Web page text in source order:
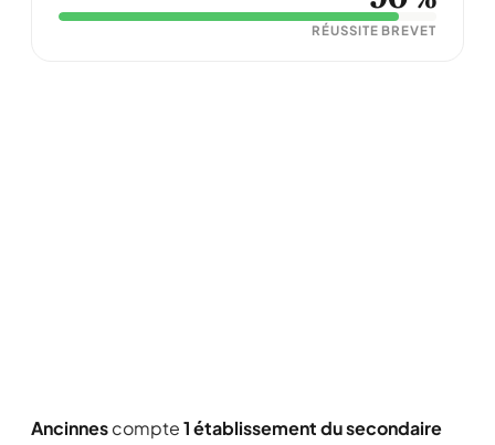
RÉUSSITE BREVET
Ancinnescompte1 établissement du secondaire